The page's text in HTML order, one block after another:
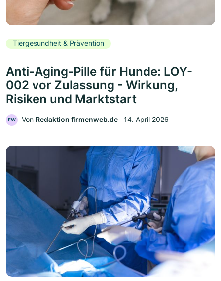
Tiergesundheit & Prävention
Anti-Aging-Pille für Hunde: LOY-
002 vor Zulassung - Wirkung,
Risiken und Marktstart
FW Von Redaktion firmenweb.de ‧ 14. April 2026